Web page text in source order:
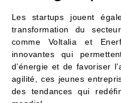
Les startups jouent
transformation du
comme Voltalia et
innovantes qui
d’énergie et de favoriser
agilité, ces jeunes
des tendances qui